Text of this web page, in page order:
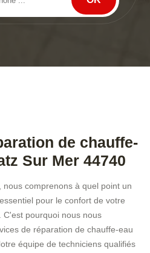
de chauffe-
Sur Mer 44740
comprenons à quel point un
pour le confort de votre
C'est pourquoi nous nous
de réparation de chauffe-eau
équipe de techniciens qualifiés